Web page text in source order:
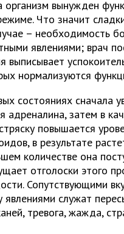
организм вынужден
Что значит
– необходимость
явлениями; врач
выписывает
нормализуются
состояниях сначала
адреналина, затем в
повышается
в результате
количестве она
отголоски этого
Сопутствующими
явлениями служат
тревога, жажда,